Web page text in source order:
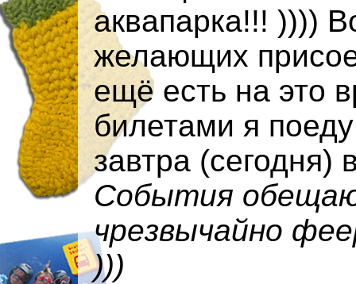
аквапарка!!! ))))
желающих
ещё есть на это
билетами я
завтра (сегодня)
События
чрезвычайно
)))